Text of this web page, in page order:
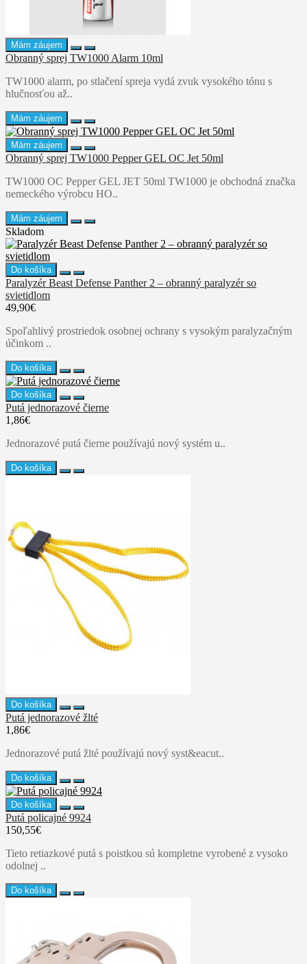
Mám záujem
Obranný sprej TW1000 Alarm 10ml
TW1000 alarm, po stlačení spreja vydá zvuk vysokého tónu s
hlučnosťou až..
Mám záujem
Mám záujem
Obranný sprej TW1000 Pepper GEL OC Jet 50ml
TW1000 OC Pepper GEL JET 50ml TW1000 je obchodná značka
nemeckého výrobcu HO..
Mám záujem
Skladom
Do košíka
Paralyzér Beast Defense Panther 2 – obranný paralyzér so
svietidlom
49,90€
Spoľahlivý prostriedok osobnej ochrany s vysokým paralyzačným
účinkom ..
Do košíka
Do košíka
Putá jednorazové čierne
1,86€
Jednorazové putá čierne používajú nový systém u..
Do košíka
Do košíka
Putá jednorazové žlté
1,86€
Jednorazové putá žlté používajú nový syst&eacut..
Do košíka
Do košíka
Putá policajné 9924
150,55€
Tieto retiazkové putá s poistkou sú kompletne vyrobené z vysoko
odolnej ..
Do košíka